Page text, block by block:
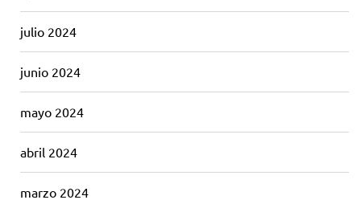
julio 2024
junio 2024
mayo 2024
abril 2024
marzo 2024